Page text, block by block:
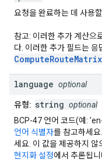
요청을 완료하는 데 사용
참고: 이러한 추가 계산으
다. 이러한 추가 필드는 응
language optional
유형: string optional
BCP-47 언어 코드(예:
언어 식별자를 참고하세
세요. 이 값을 제공하지
현지화 설정에서 추론됩